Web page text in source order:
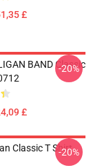
£
BAND Classic
£
-20%
Classic T Shirt
-20%